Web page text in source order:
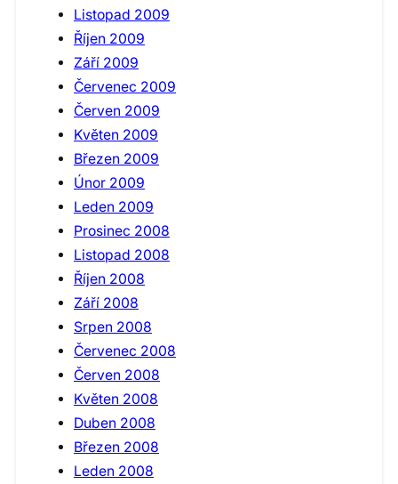
Listopad 2009
Říjen 2009
Září 2009
Červenec 2009
Červen 2009
Květen 2009
Březen 2009
Únor 2009
Leden 2009
Prosinec 2008
Listopad 2008
Říjen 2008
Září 2008
Srpen 2008
Červenec 2008
Červen 2008
Květen 2008
Duben 2008
Březen 2008
Leden 2008